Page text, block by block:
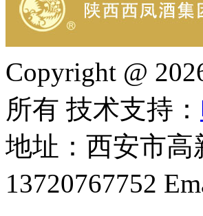
Copyright @
所有 技术支持：
地址：西安市高
13720767752